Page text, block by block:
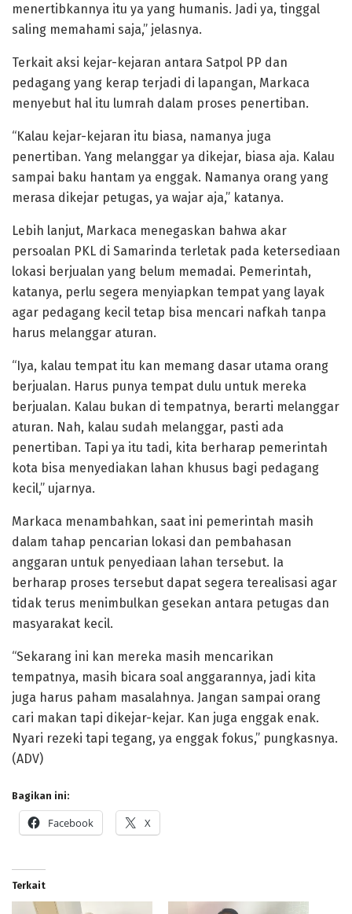
menertibkannya itu ya yang humanis. Jadi ya, tinggal
saling memahami saja,” jelasnya.
Terkait aksi kejar-kejaran antara Satpol PP dan
pedagang yang kerap terjadi di lapangan, Markaca
menyebut hal itu lumrah dalam proses penertiban.
“Kalau kejar-kejaran itu biasa, namanya juga
penertiban. Yang melanggar ya dikejar, biasa aja. Kalau
sampai baku hantam ya enggak. Namanya orang yang
merasa dikejar petugas, ya wajar aja,” katanya.
Lebih lanjut, Markaca menegaskan bahwa akar
persoalan PKL di Samarinda terletak pada ketersediaan
lokasi berjualan yang belum memadai. Pemerintah,
katanya, perlu segera menyiapkan tempat yang layak
agar pedagang kecil tetap bisa mencari nafkah tanpa
harus melanggar aturan.
“Iya, kalau tempat itu kan memang dasar utama orang
berjualan. Harus punya tempat dulu untuk mereka
berjualan. Kalau bukan di tempatnya, berarti melanggar
aturan. Nah, kalau sudah melanggar, pasti ada
penertiban. Tapi ya itu tadi, kita berharap pemerintah
kota bisa menyediakan lahan khusus bagi pedagang
kecil,” ujarnya.
Markaca menambahkan, saat ini pemerintah masih
dalam tahap pencarian lokasi dan pembahasan
anggaran untuk penyediaan lahan tersebut. Ia
berharap proses tersebut dapat segera terealisasi agar
tidak terus menimbulkan gesekan antara petugas dan
masyarakat kecil.
“Sekarang ini kan mereka masih mencarikan
tempatnya, masih bicara soal anggarannya, jadi kita
juga harus paham masalahnya. Jangan sampai orang
cari makan tapi dikejar-kejar. Kan juga enggak enak.
Nyari rezeki tapi tegang, ya enggak fokus,” pungkasnya.
(ADV)
Bagikan ini:
Facebook X
Terkait